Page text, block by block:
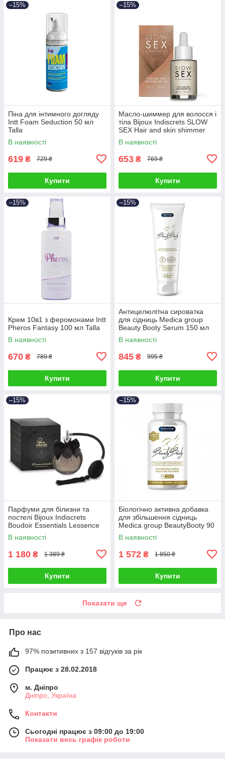
–15%
Піна для інтимного догляду
Intt Foam Seduction 50 мл
Talla
В наявності
619 ₴ 729 ₴
Купити
–15%
Масло-шиммер для волосся і
тіла Bijoux Indiscrets SLOW
SEX Hair and skin shimmer
dry oil 30 мл Talla
В наявності
653 ₴ 769 ₴
Купити
–15%
Крем 10в1 з феромонами Intt
Pheros Fantasy 100 мл Talla
В наявності
670 ₴ 789 ₴
Купити
–15%
Антицелюлітна сироватка
для сідниць Medica group
Beauty Booty Serum 150 мл
Talla
В наявності
845 ₴ 995 ₴
Купити
–15%
Парфуми для білизни та
постелі Bijoux Indiscrets
Boudoir Essentials Lessence
du 100 мл Talla
В наявності
1 180 ₴ 1 389 ₴
Купити
–15%
Біологічно активна добавка
для збільшення сідниць
Medica group BeautyBooty 90
капсул Talla
В наявності
1 572 ₴ 1 850 ₴
Купити
Показати ще
Про нас
97% позитивних з 157 відгуків за рік
Працює з 28.02.2018
м. Дніпро
Дніпро, Україна
Контакти
Сьогодні працює з 09:00 до 19:00
Показати весь графік роботи